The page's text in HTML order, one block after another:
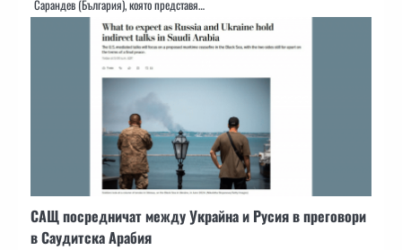
Сарандев (България), която представя…
САЩ посредничат между Украйна и Русия в преговори
в Саудитска Арабия